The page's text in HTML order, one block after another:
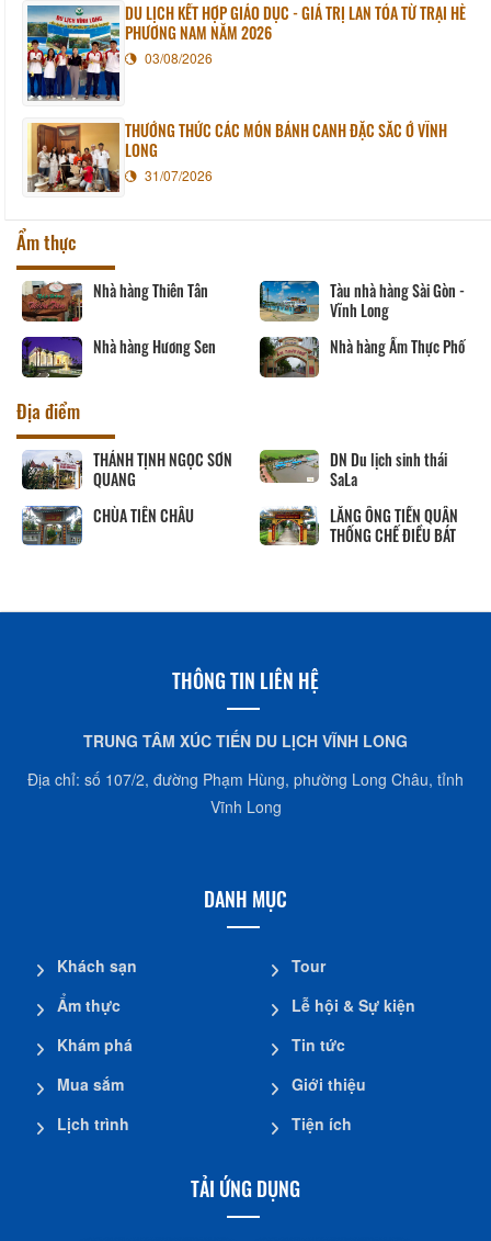
DU LỊCH KẾT HỢP GIÁO DỤC - GIÁ TRỊ LAN TỎA TỪ TRẠI HÈ
PHƯƠNG NAM NĂM 2026
03/08/2026
THƯỞNG THỨC CÁC MÓN BÁNH CANH ĐẶC SẮC Ở VĨNH
LONG
31/07/2026
Ẩm thực
Nhà hàng Thiên Tân
Tàu nhà hàng Sài Gòn -
Vĩnh Long
Nhà hàng Hương Sen
Nhà hàng Ẩm Thực Phố
Địa điểm
THÁNH TỊNH NGỌC SƠN
QUANG
DN Du lịch sinh thái
SaLa
CHÙA TIÊN CHÂU
LĂNG ÔNG TIỀN QUÂN
THỐNG CHẾ ĐIỀU BÁT
THÔNG TIN LIÊN HỆ
TRUNG TÂM XÚC TIẾN DU LỊCH VĨNH LONG
Địa chỉ: số 107/2, đường Phạm Hùng, phường Long Châu, tỉnh
Vĩnh Long
DANH MỤC
Khách sạn
Ẩm thực
Khám phá
Mua sắm
Lịch trình
Tour
Lễ hội & Sự kiện
Tin tức
Giới thiệu
Tiện ích
TẢI ỨNG DỤNG